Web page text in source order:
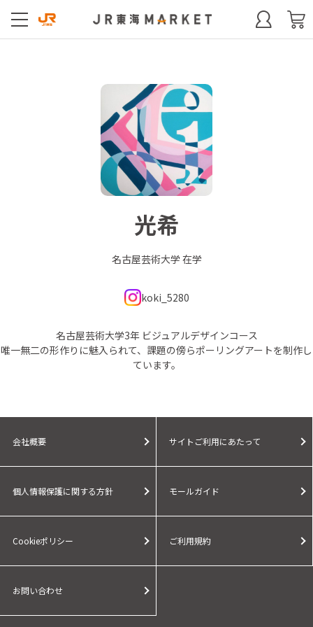
光希
名古屋芸術大学 在学
koki_5280
名古屋芸術大学3年 ビジュアルデザインコース
唯一無二の形作りに魅入られて、課題の傍らポーリングアートを制作し
ています。
会社概要 サイトご利用にあたって
個人情報保護に関する方針 モールガイド
Cookieポリシー ご利用規約
お問い合わせ